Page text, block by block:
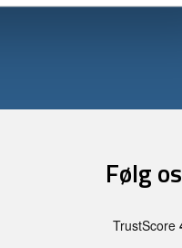
Følg os